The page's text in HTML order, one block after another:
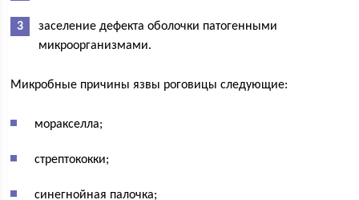
заселение дефекта оболочки патогенными
микроорганизмами.
Микробные причины язвы роговицы следующие:
моракселла;
стрептококки;
синегнойная палочка;